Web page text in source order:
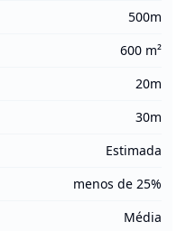
500m
600 m²
20m
30m
Estimada
menos de 25%
Média